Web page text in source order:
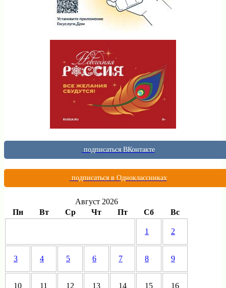
подписаться ВКонтакте
подписаться в Одноклассниках
Август 2026
Пн
Вт Ср Чт Пт Сб Вс
1 2
3 4 5 6 7 8 9
10 11 12 13 14 15 16